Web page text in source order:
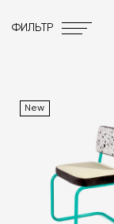
ФИЛЬТР
New